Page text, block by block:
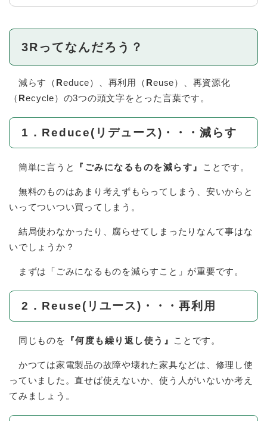
3Rってなんだろう？
減らす（ Reduce）、再利用（ Reuse）、再資源化
（ Recycle）の3つの頭文字をとった言葉です。
1．Reduce(リデュース)・・・減らす
簡単に言うと 『ごみになるものを減らす』 ことです。
無料のものはあまり考えずもらってしまう、安いからと
いってついつい買ってしまう。
結局使わなかったり、腐らせてしまったりなんて事はな
いでしょうか？
まずは「ごみになるものを減らすこと」が重要です。
2．Reuse(リユース)・・・再利用
同じものを 『何度も繰り返し使う』 ことです。
かつては家電製品の故障や壊れた家具などは、修理し使
っていました。直せば使えないか、使う人がいないか考え
てみましょう。